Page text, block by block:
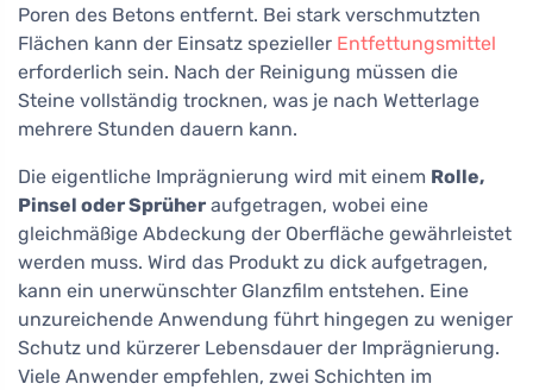
Poren des Betons entfernt. Bei stark verschmutzten
Flächen kann der Einsatz spezieller Entfettungsmittel
erforderlich sein. Nach der Reinigung müssen die
Steine vollständig trocknen, was je nach Wetterlage
mehrere Stunden dauern kann.
Die eigentliche Imprägnierung wird mit einem Rolle,
Pinsel oder Sprüher aufgetragen, wobei eine
gleichmäßige Abdeckung der Oberfläche gewährleistet
werden muss. Wird das Produkt zu dick aufgetragen,
kann ein unerwünschter Glanzfilm entstehen. Eine
unzureichende Anwendung führt hingegen zu weniger
Schutz und kürzerer Lebensdauer der Imprägnierung.
Viele Anwender empfehlen, zwei Schichten im